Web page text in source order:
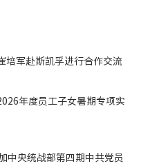
培军赴斯凯孚进行合作交流
年度员工子女暑期专项实
中央统战部第四期中共党员